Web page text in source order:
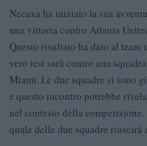
Necaxa ha iniziato la sua
una vittoria contro Atlanta
Questo risultato ha dato al
vero test sarà contro una
Miami. Le due squadre si sono
e questo incontro potrebbe
nel contesto della competizione.
quale delle due squadre riuscirà